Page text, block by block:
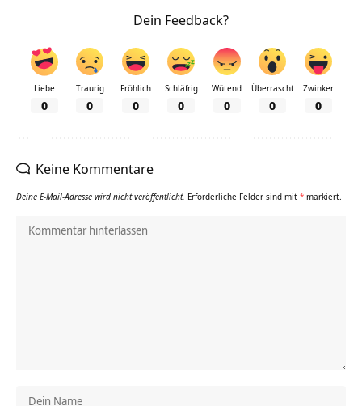
Dein Feedback?
Liebe
0
Traurig
0
Fröhlich
0
Schläfrig
0
Wütend
0
Überrascht
0
Zwinker
0
Keine Kommentare
Deine E-Mail-Adresse wird nicht veröffentlicht. Erforderliche Felder sind mit * markiert.